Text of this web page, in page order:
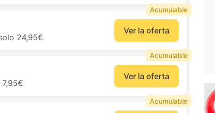
24,95€
Ver la oferta
Acumulable
Ver la oferta
Acumulable
Acumulable